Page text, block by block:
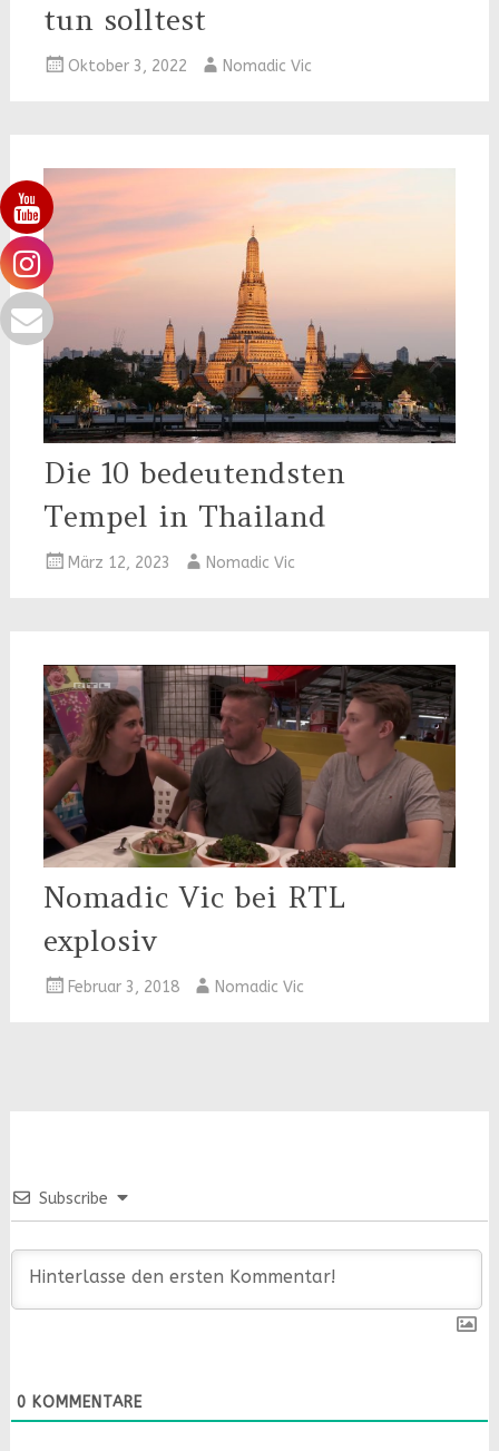
tun solltest
Oktober 3, 2022 Nomadic Vic
Die 10 bedeutendsten
Tempel in Thailand
März 12, 2023 Nomadic Vic
Nomadic Vic bei RTL
explosiv
Februar 3, 2018 Nomadic Vic
Subscribe
0 KOMMENTARE